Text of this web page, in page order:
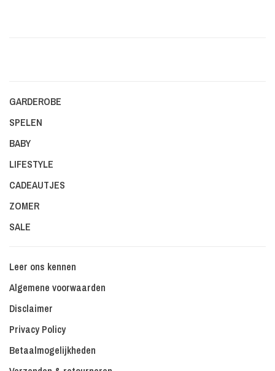
GARDEROBE
SPELEN
BABY
LIFESTYLE
CADEAUTJES
ZOMER
SALE
Leer ons kennen
Algemene voorwaarden
Disclaimer
Privacy Policy
Betaalmogelijkheden